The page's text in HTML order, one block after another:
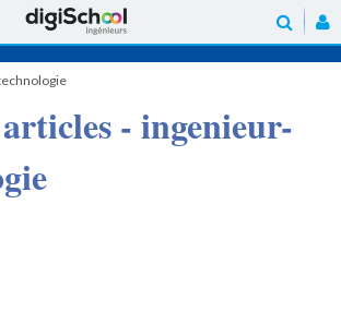
- ingenieur-